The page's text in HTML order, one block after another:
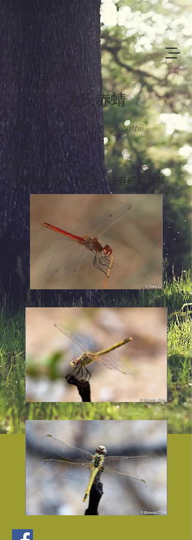
方氏赤蜻
學名：
Sympetrum fonscolombii
生境：沼澤
體長：35-41 mm
在香港的分佈：迷蜻，沒有穩定族群